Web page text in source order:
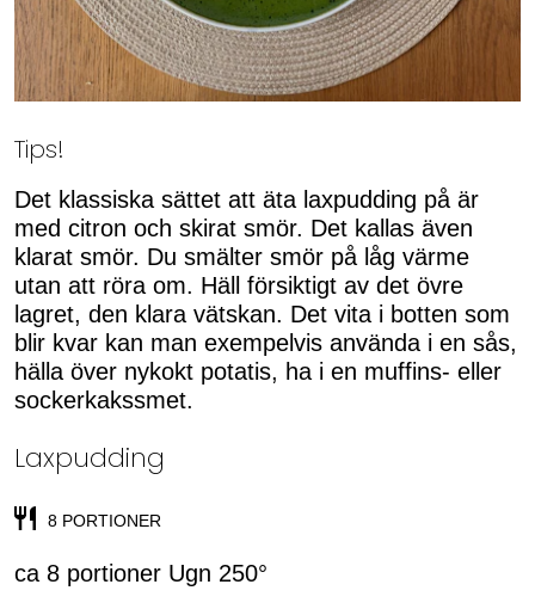
Tips!
Det klassiska sättet att äta laxpudding på är
med citron och skirat smör. Det kallas även
klarat smör. Du smälter smör på låg värme
utan att röra om. Häll försiktigt av det övre
lagret, den klara vätskan. Det vita i botten som
blir kvar kan man exempelvis använda i en sås,
hälla över nykokt potatis, ha i en muffins- eller
sockerkakssmet.
Laxpudding
8 PORTIONER
ca 8 portioner Ugn 250°